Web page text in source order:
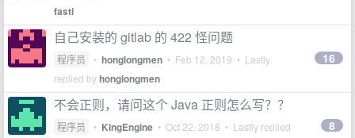
fasti
自己安装的 gitlab 的 422 怪问题
程序员 • honglongmen • Feb 12, 2019 • Lastly
replied byhonglongmen
16
不会正则，请问这个 Java 正则怎么写？？
程序员 • KingEngine • Oct 22, 2018 • Lastly replied
8